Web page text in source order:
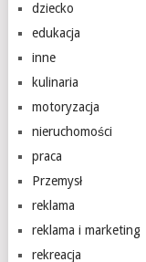
dziecko
edukacja
inne
kulinaria
motoryzacja
nieruchomości
praca
Przemysł
reklama
reklama i marketing
rekreacja